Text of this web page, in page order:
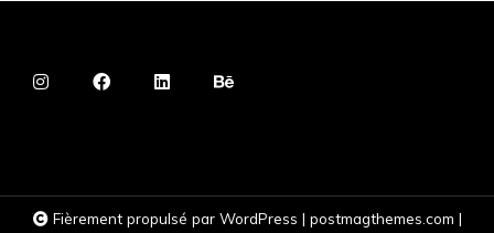
Fièrement propulsé par WordPress | postmagthemes.com |